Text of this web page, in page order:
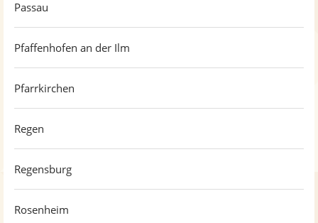
Passau
Pfaffenhofen an der Ilm
Pfarrkirchen
Regen
Regensburg
Rosenheim